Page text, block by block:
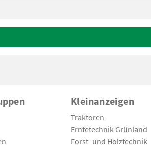
Kleinanzeigen
Traktoren
Erntetechnik Grünland
Forst- und Holztechnik